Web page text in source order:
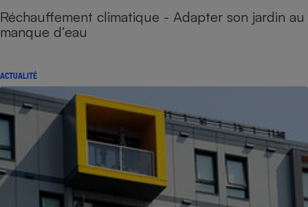
Réchauffement climatique - Adapter son jardin au
manque d’eau
ACTUALITÉ